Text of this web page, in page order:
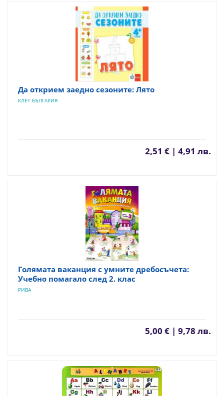
Да открием заедно сезоните: Лято
КЛЕТ БЪЛГАРИЯ
2,51 € | 4,91 лв.
Голямата ваканция с умните дребосъчета:
Учебно помагало след 2. клас
РИВА
5,00 € | 9,78 лв.